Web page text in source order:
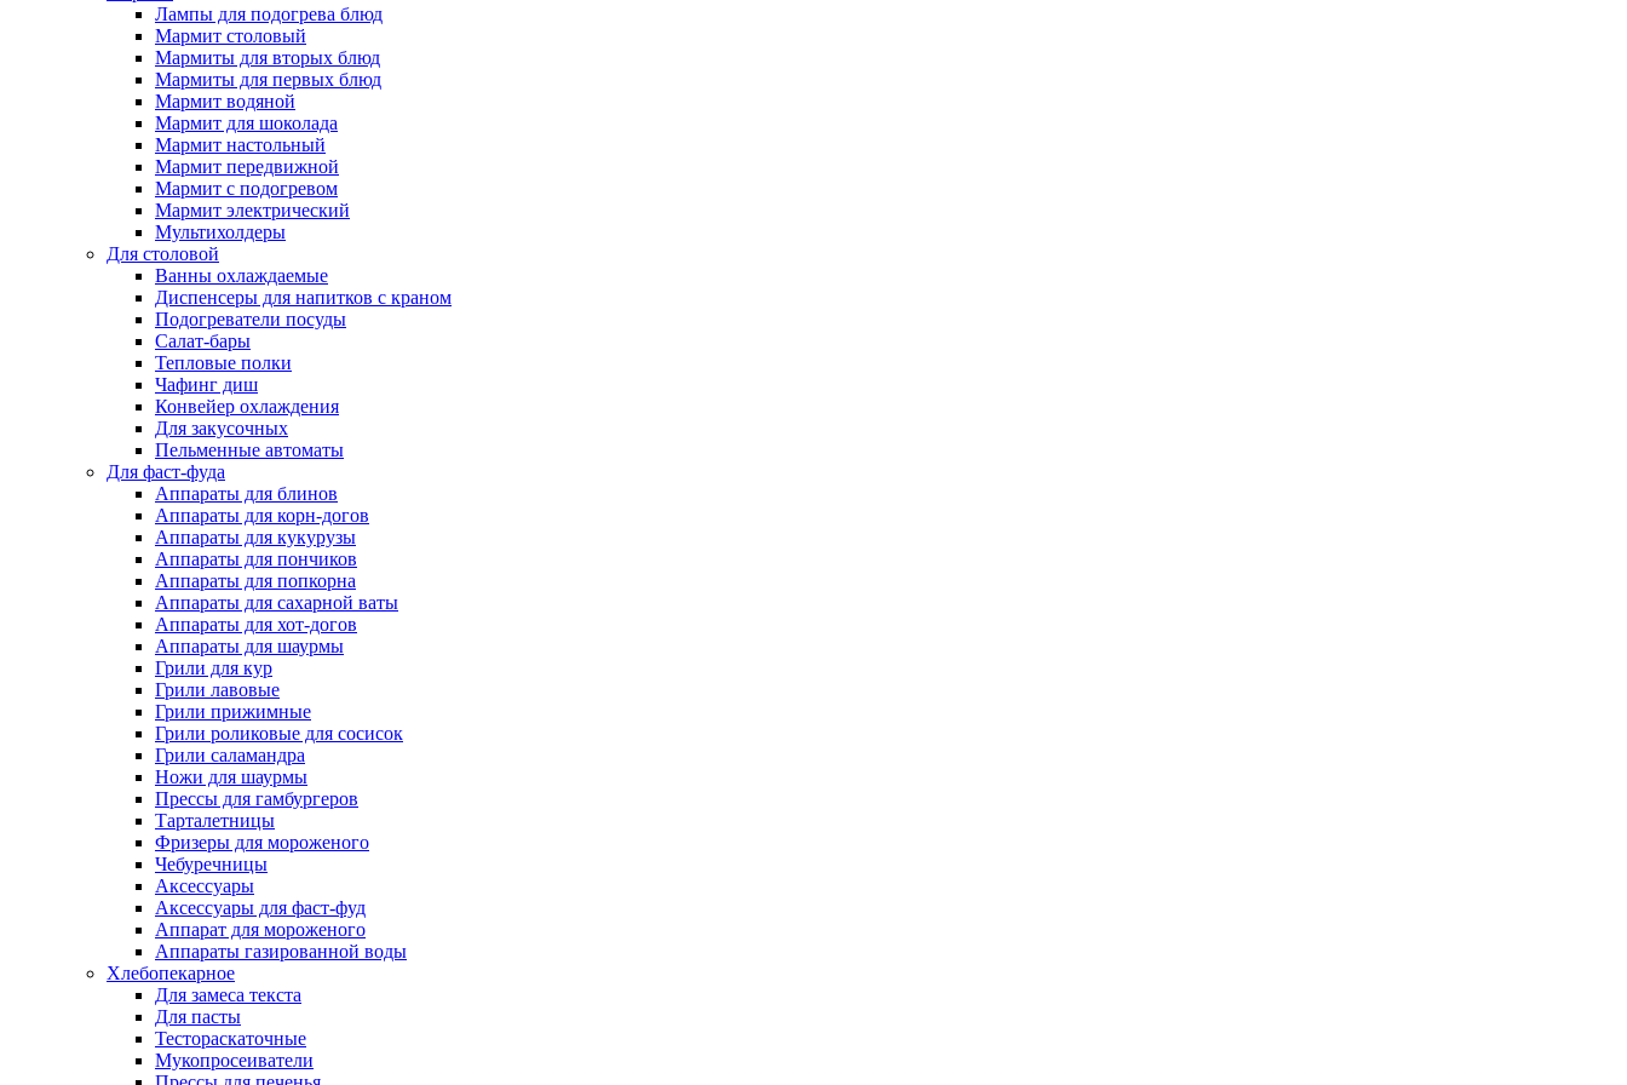
Лампы для подогрева блюд
Мармит столовый
Мармиты для вторых блюд
Мармиты для первых блюд
Мармит водяной
Мармит для шоколада
Мармит настольный
Мармит передвижной
Мармит с подогревом
Мармит электрический
Мультихолдеры
Для столовой
Ванны охлаждаемые
Диспенсеры для напитков с краном
Подогреватели посуды
Салат-бары
Тепловые полки
Чафинг диш
Конвейер охлаждения
Для закусочных
Пельменные автоматы
Для фаст-фуда
Аппараты для блинов
Аппараты для корн-догов
Аппараты для кукурузы
Аппараты для пончиков
Аппараты для попкорна
Аппараты для сахарной ваты
Аппараты для хот-догов
Аппараты для шаурмы
Грили для кур
Грили лавовые
Грили прижимные
Грили роликовые для сосисок
Грили саламандра
Ножи для шаурмы
Прессы для гамбургеров
Тарталетницы
Фризеры для мороженого
Чебуречницы
Аксессуары
Аксессуары для фаст-фуд
Аппарат для мороженого
Аппараты газированной воды
Хлебопекарное
Для замеса текста
Для пасты
Тестораскаточные
Мукопросеиватели